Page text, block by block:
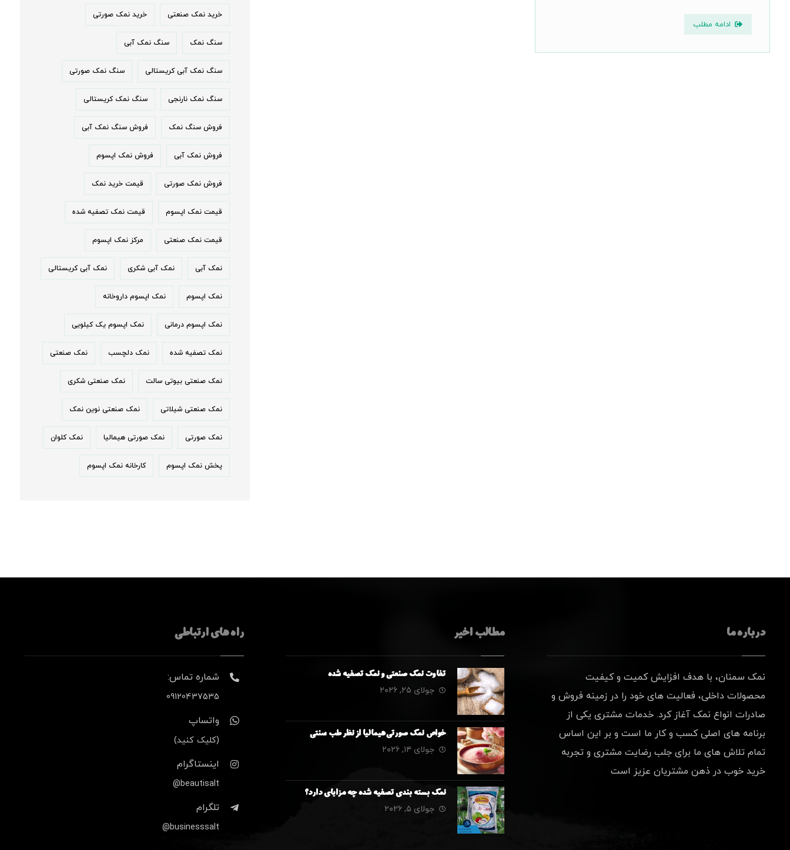
ادامه مطلب
خرید نمک صنعتی خرید نمک صورتی
سنگ نمک سنگ نمک آبی
سنگ نمک آبی کریستالی سنگ نمک صورتی
سنگ نمک نارنجی سنگ نمک کریستالی
فروش سنگ نمک فروش سنگ نمک آبی
فروش نمک آبی فروش نمک اپسوم
فروش نمک صورتی قیمت خرید نمک
قیمت نمک اپسوم قیمت نمک تصفیه شده
قیمت نمک صنعتی مرکز نمک اپسوم
نمک آبی نمک آبی شکری نمک آبی کریستالی
نمک اپسوم نمک اپسوم داروخانه
نمک اپسوم درمانی نمک اپسوم یک کیلویی
نمک تصفیه شده نمک دلچسب نمک صنعتی
نمک صنعتی بیوتی سالت نمک صنعتی شکری
نمک صنعتی شیلاتی نمک صنعتی نوین نمک
نمک صورتی نمک صورتی هیمالیا نمک کلوان
پخش نمک اپسوم کارخانه نمک اپسوم
درباره ما
نمک سمنان، با هدف افزایش کمیت و کیفیت
محصولات داخلی، فعالیت های خود را در زمینه فروش و
صادرات انواع نمک آغاز کرد. خدمات مشتری یکی از
برنامه های اصلی کسب و کار ما است و بر این اساس
تمام تلاش های ما برای جلب رضایت مشتری و تجربه
خرید خوب در ذهن مشتریان عزیز است
مطالب اخیر
تفاوت نمک صنعتی و نمک تصفیه شده
جولای ۲۵, ۲۰۲۶
خواص نمک صورتی هیمالیا از نظر طب سنتی
جولای ۱۴, ۲۰۲۶
نمک بسته بندی تصفیه شده چه مزایای دارد؟
جولای ۵, ۲۰۲۶
راه های ارتباطی
شماره تماس:
09120437535
واتساپ
(کلیک کنید)
اینستاگرام
beautisalt@
تلگرام
businesssalt@